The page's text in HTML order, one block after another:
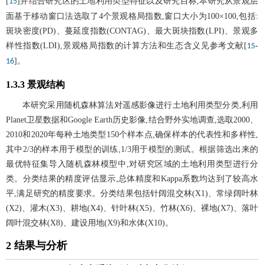
面基于移动窗口法选取了4个景观格局指数,窗口大小为100×100,包括:
斑块密度(PD)、蔓延度指数(CONTAG)、最大斑块指数(LPI)、景观多
样性指数(LDI),景观格局指数的计算方法和生态含义见参考文献[15-
16]。
1.3.3 景观结构
本研究采用随机森林算法对遥感影像进行土地利用类型分类,利用
Planet卫星数据和Google Earth历史影像,结合野外实地调查,选取2000、
2010和2020年每种土地类型150个样本点,确保样本的代表性和多样性,
其中2/3的样本用于模型的训练,1/3用于模型的测试。根据筛选出来的
最优特征集导入随机森林模型中,对研究区域的土地利用类型进行分
类。分类结果的精度评估显示,总体精度和Kappa系数均达到了较高水
平,满足研究的精度要求。分类结果包括针阔混交林(X1)、常绿阔叶林
(X2)、灌木(X3)、耕地(X4)、针叶林(X5)、竹林(X6)、裸地(X7)、落叶
阔叶混交林(X8)、建设用地(X9)和水体(X10)。
2 结果与分析